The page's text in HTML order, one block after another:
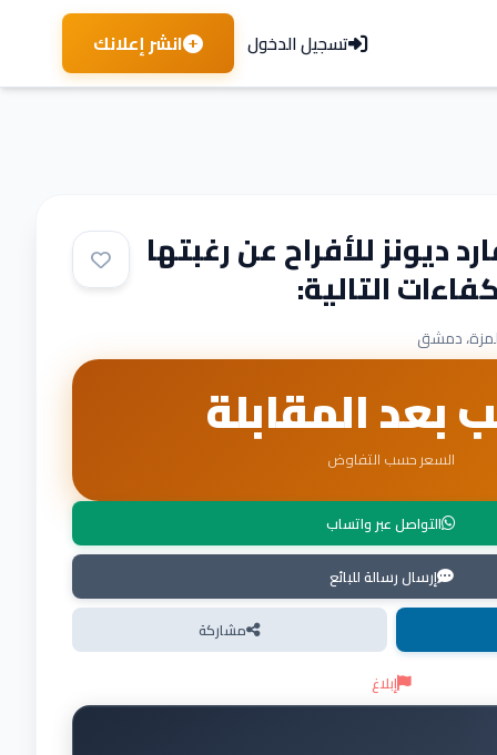
تسجيل الدخول انشر إعلانك
ديونز للأفراح عن رغبتها
التالية:
دمشق
بعد المقابلة
السعر حسب التفاوض
التواصل عبر واتساب
إرسال رسالة للبائع
مشاركة
إبلاغ